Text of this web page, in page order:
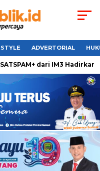
ADVERTORIAL
dari IM3 Hadirkan